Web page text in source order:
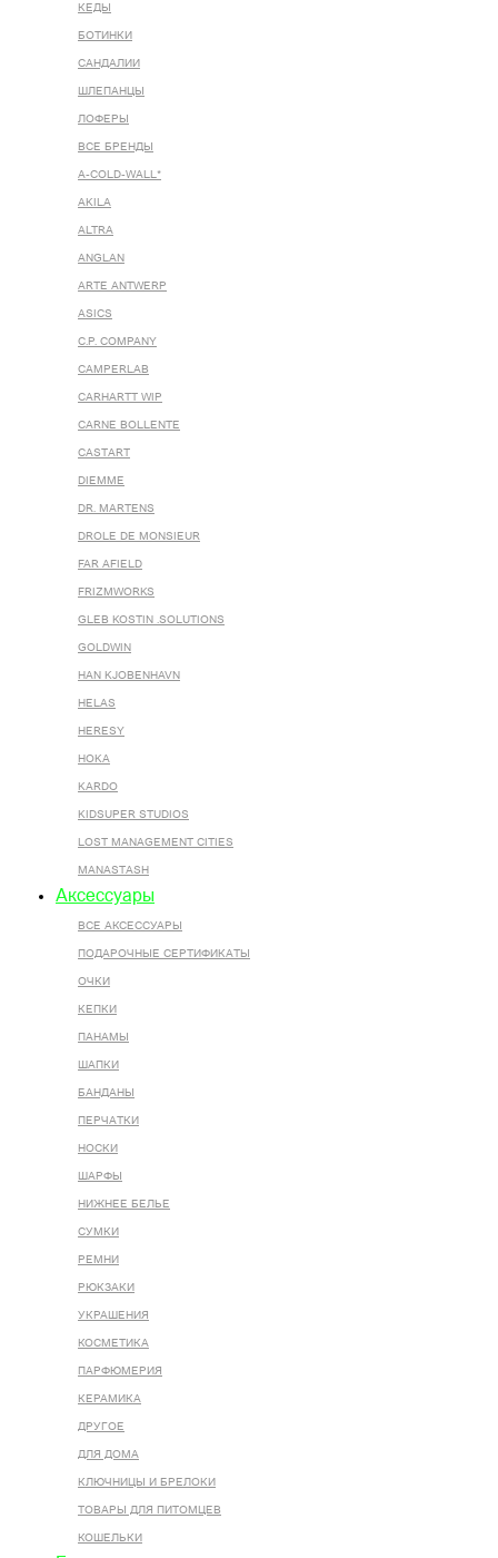
КЕДЫ
БОТИНКИ
САНДАЛИИ
ШЛЕПАНЦЫ
ЛОФЕРЫ
ВСЕ БРЕНДЫ
A-COLD-WALL*
AKILA
ALTRA
ANGLAN
ARTE ANTWERP
ASICS
C.P. COMPANY
CAMPERLAB
CARHARTT WIP
CARNE BOLLENTE
CASTART
DIEMME
DR. MARTENS
DROLE DE MONSIEUR
FAR AFIELD
FRIZMWORKS
GLEB KOSTIN .SOLUTIONS
GOLDWIN
HAN KJOBENHAVN
HELAS
HERESY
HOKA
KARDO
KIDSUPER STUDIOS
LOST MANAGEMENT CITIES
MANASTASH
Аксессуары
ВСЕ AКСЕССУАРЫ
ПОДАРОЧНЫЕ СЕРТИФИКАТЫ
ОЧКИ
КЕПКИ
ПАНАМЫ
ШАПКИ
БАНДАНЫ
ПЕРЧАТКИ
НОСКИ
ШАРФЫ
НИЖНЕЕ БЕЛЬЕ
СУМКИ
РЕМНИ
РЮКЗАКИ
УКРАШЕНИЯ
КОСМЕТИКА
ПАРФЮМЕРИЯ
КЕРАМИКА
ДРУГОЕ
ДЛЯ ДОМА
КЛЮЧНИЦЫ И БРЕЛОКИ
ТОВАРЫ ДЛЯ ПИТОМЦЕВ
КОШЕЛЬКИ